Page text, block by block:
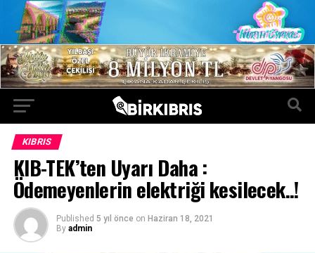
KIBRIS
KIB-TEK’ten Uyarı Daha :
Ödemeyenlerin elektriği kesilecek..!
Published 5 yıl önce on Haziran 18, 2021
By admin